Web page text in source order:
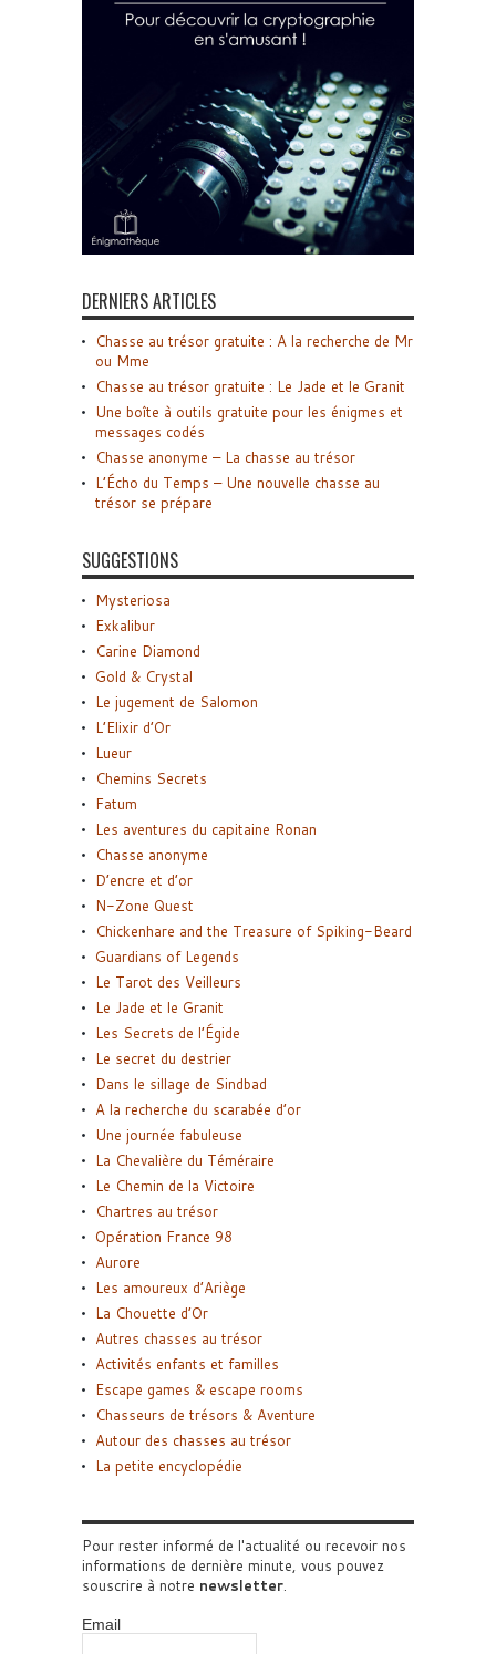
DERNIERS ARTICLES
Chasse au trésor gratuite : A la recherche de Mr
ou Mme
Chasse au trésor gratuite : Le Jade et le Granit
Une boîte à outils gratuite pour les énigmes et
messages codés
Chasse anonyme – La chasse au trésor
L’Écho du Temps – Une nouvelle chasse au
trésor se prépare
SUGGESTIONS
Mysteriosa
Exkalibur
Carine Diamond
Gold & Crystal
Le jugement de Salomon
L’Elixir d’Or
Lueur
Chemins Secrets
Fatum
Les aventures du capitaine Ronan
Chasse anonyme
D’encre et d’or
N-Zone Quest
Chickenhare and the Treasure of Spiking-Beard
Guardians of Legends
Le Tarot des Veilleurs
Le Jade et le Granit
Les Secrets de l’Égide
Le secret du destrier
Dans le sillage de Sindbad
A la recherche du scarabée d’or
Une journée fabuleuse
La Chevalière du Téméraire
Le Chemin de la Victoire
Chartres au trésor
Opération France 98
Aurore
Les amoureux d’Ariège
La Chouette d’Or
Autres chasses au trésor
Activités enfants et familles
Escape games & escape rooms
Chasseurs de trésors & Aventure
Autour des chasses au trésor
La petite encyclopédie
Pour rester informé de l'actualité ou recevoir nos
informations de dernière minute, vous pouvez
souscrire à notre newsletter.
Email